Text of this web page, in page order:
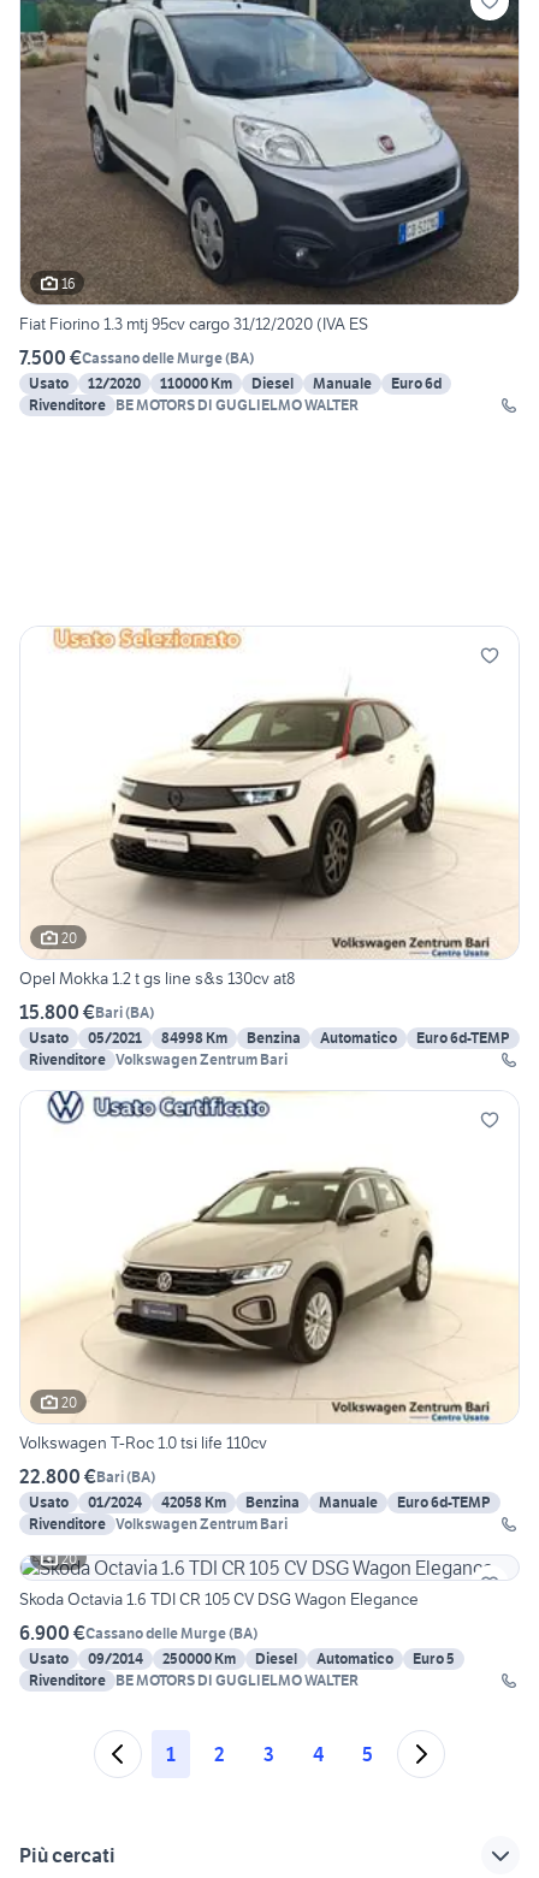
16
Fiat Fiorino 1.3 mtj 95cv cargo 31/12/2020 (IVA ES
7.500 €Cassano delle Murge(BA)
Usato
12/2020 110000 Km Diesel Manuale
Euro 6d
Rivenditore BE MOTORS DI GUGLIELMO WALTER
20
Opel Mokka 1.2 t gs line s&s 130cv at8
15.800 €Bari(BA)
Usato
05/2021 84998 Km Benzina Automatico
Euro 6d-TEMP
Rivenditore Volkswagen Zentrum Bari
20
Volkswagen T-Roc 1.0 tsi life 110cv
22.800 €Bari(BA)
Usato
01/2024 42058 Km Benzina Manuale
Euro 6d-TEMP
Rivenditore Volkswagen Zentrum Bari
20
Skoda Octavia 1.6 TDI CR 105 CV DSG Wagon Elegance
6.900 €Cassano delle Murge(BA)
Usato
09/2014 250000 Km Diesel Automatico
Euro 5
Rivenditore BE MOTORS DI GUGLIELMO WALTER
1 2 3 4 5
Più cercati